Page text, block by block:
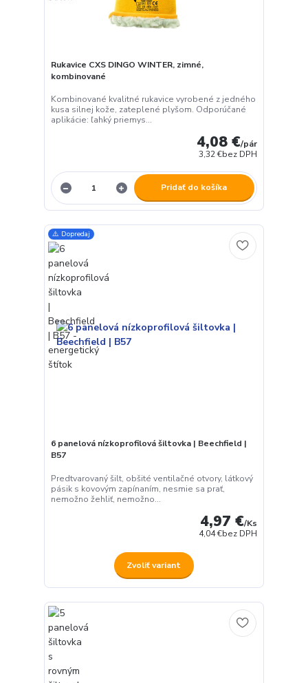
Rukavice CXS DINGO WINTER, zimné,
kombinované
Kombinované kvalitné rukavice vyrobené z jedného
kusa silnej kože, zateplené plyšom. Odporúčané
aplikácie: ľahký priemys...
4,08 €/pár
3,32 €bez DPH
Pridať do košíka
⚠️ Dopredaj
6 panelová nízkoprofilová šiltovka | Beechfield |
B57
Predtvarovaný šilt, obšité ventilačné otvory, látkový
pásik s kovovým zapínaním, nesmie sa prať,
nemožno žehliť, nemožno...
4,97 €/Ks
4,04 €bez DPH
Zvoliť variant